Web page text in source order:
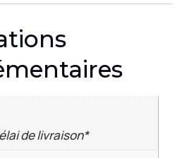
de livraison*